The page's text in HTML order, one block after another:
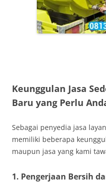
Keunggulan Jasa
Baru yang Perlu
Sebagai penyedia jasa
memiliki beberapa
maupun jasa yang kami
1. Pengerjaan Bersih